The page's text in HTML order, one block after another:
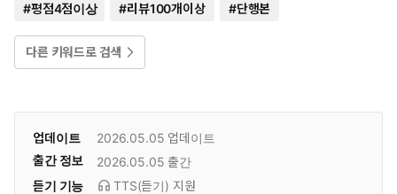
#평점4점이상 #리뷰100개이상 #단행본
다른 키워드로 검색
업데이트 2026.05.05 업데이트
출간 정보
2026.05.05 출간
듣기 기능
TTS(듣기) 지원